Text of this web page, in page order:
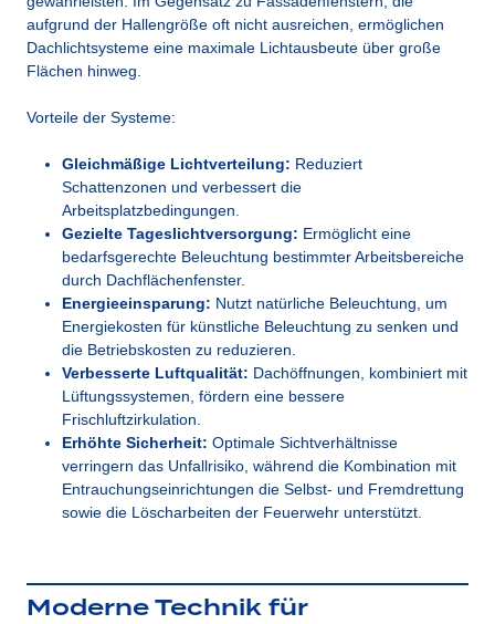
aufgrund der Hallengröße oft nicht ausreichen, ermöglichen
Dachlichtsysteme eine maximale Lichtausbeute über große
Flächen hinweg.
Vorteile der Systeme:
Gleichmäßige Lichtverteilung: Reduziert
Schattenzonen und verbessert die
Arbeitsplatzbedingungen.
Gezielte Tageslichtversorgung: Ermöglicht eine
bedarfsgerechte Beleuchtung bestimmter Arbeitsbereiche
durch Dachflächenfenster.
Energieeinsparung: Nutzt natürliche Beleuchtung, um
Energiekosten für künstliche Beleuchtung zu senken und
die Betriebskosten zu reduzieren.
Verbesserte Luftqualität: Dachöffnungen, kombiniert mit
Lüftungssystemen, fördern eine bessere
Frischluftzirkulation.
Erhöhte Sicherheit: Optimale Sichtverhältnisse
verringern das Unfallrisiko, während die Kombination mit
Entrauchungseinrichtungen die Selbst- und Fremdrettung
sowie die Löscharbeiten der Feuerwehr unterstützt.
Moderne Technik für